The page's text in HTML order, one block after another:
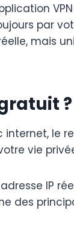
par
mais
?
le
vie
IP
des